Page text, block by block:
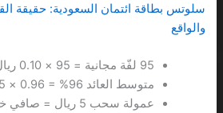
سلوتس بطاقة ائتمان السعودية: حقيقة
والواقع
95 لفّة مجانية = 95 × 0.10 ريال حد أدنى للرهان.
متوسط العائد 96% = 0.96 × 95 = 91.2 ريال محتمل.